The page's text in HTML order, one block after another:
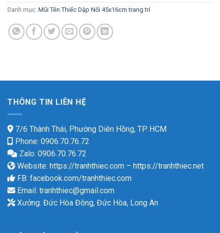
Danh mục: Mũi Tên Thiếc Dập Nổi 45x16cm trang trí
THÔNG TIN LIÊN HỆ
7/6 Thành Thái, Phường Diên Hồng, TP. HCM
Phone: 0906.70.76.72
Zalo: 0906.70.76.72
Website: https://tranhthiec.com – https://tranhthiec.net
FB: facebook.com/tranhthiec.com
Email: tranhthiec@gmail.com
Xưởng: Đức Hòa Đông, Đức Hòa, Long An